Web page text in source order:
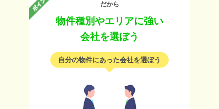
だから
物件種別やエリアに強い
会社を選ぼう
自分の物件にあった会社を選ぼう